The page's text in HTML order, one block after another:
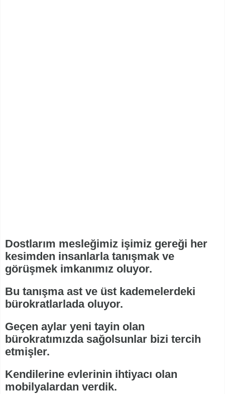
Dostlarım mesleğimiz işimiz gereği her
kesimden insanlarla tanışmak ve
görüşmek imkanımız oluyor.
Bu tanışma ast ve üst kademelerdeki
bürokratlarlada oluyor.
Geçen aylar yeni tayin olan
bürokratımızda sağolsunlar bizi tercih
etmişler.
Kendilerine evlerinin ihtiyacı olan
mobilyalardan verdik.